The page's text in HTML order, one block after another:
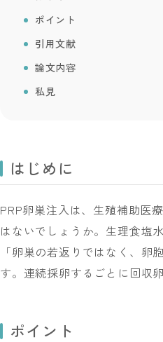
ポイント
引用文献
論文内容
私見
はじめに
PRP卵巣注入は、生殖補助医
はないでしょうか。生理食塩
「卵巣の若返りではなく、
す。連続採卵するごとに回収
ポイント